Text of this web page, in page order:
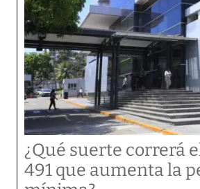
¿Qué suerte correrá
491 que aumenta la